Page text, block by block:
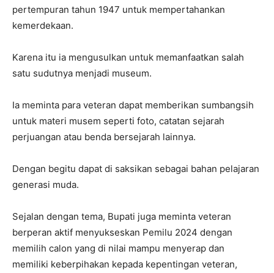
pertempuran tahun 1947 untuk mempertahankan
kemerdekaan.
Karena itu ia mengusulkan untuk memanfaatkan salah
satu sudutnya menjadi museum.
Ia meminta para veteran dapat memberikan sumbangsih
untuk materi musem seperti foto, catatan sejarah
perjuangan atau benda bersejarah lainnya.
Dengan begitu dapat di saksikan sebagai bahan pelajaran
generasi muda.
Sejalan dengan tema, Bupati juga meminta veteran
berperan aktif menyukseskan Pemilu 2024 dengan
memilih calon yang di nilai mampu menyerap dan
memiliki keberpihakan kepada kepentingan veteran,